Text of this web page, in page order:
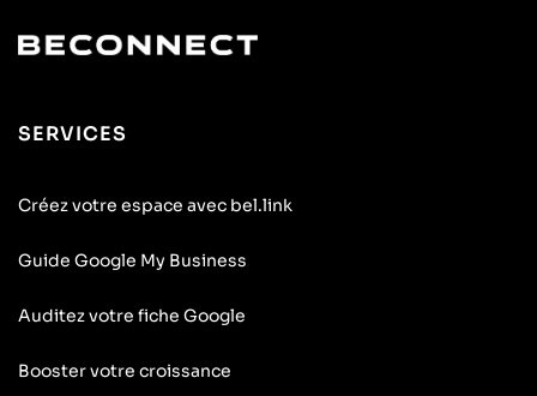
SERVICES
Créez votre espace avec bel.link
Guide Google My Business
Auditez votre fiche Google
Booster votre croissance